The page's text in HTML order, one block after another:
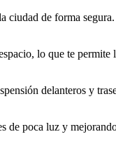
de forma
lo que te
delanteros y
poca luz y